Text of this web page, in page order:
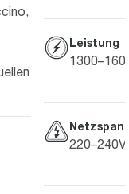
Leistung